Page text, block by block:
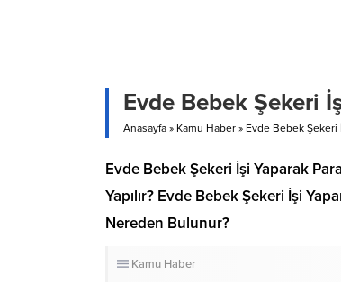
Evde Bebek Şekeri
Anasayfa » Kamu Haber » Evde Bebek Şekeri
Evde Bebek Şekeri İşi Yaparak
Yapılır? Evde Bebek Şekeri İşi Yaparak Para Kazanılır Mı?
Nereden Bulunur?
Kamu Haber